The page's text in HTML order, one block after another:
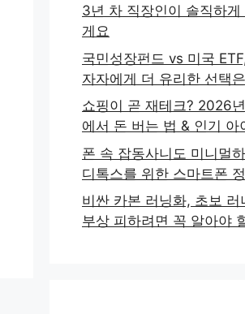
3년 차 직장인이 솔직하게
게요
국민성장펀드 vs 미국
자자에게 더 유리한 선택
쇼핑이 곧 재테크? 2026
에서 돈 버는 법 & 인기 아
폰 속 잡동사니도 미니멀
디톡스를 위한 스마트폰
비싼 카본 러닝화, 초보 러
부상 피하려면 꼭 알아야